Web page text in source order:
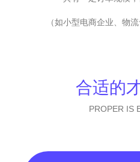
（如小型电商企业、物
合适的
PROPER IS